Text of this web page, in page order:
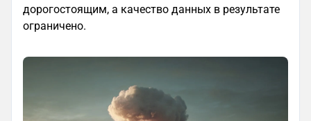
дорогостоящим, а качество данных в результате
ограничено.